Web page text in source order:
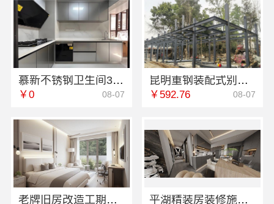
慕新不锈钢卫生间304全案设计方案
￥0 08-07
昆明重钢装配式别墅终身维保，云南晟构建筑建材有限公司全程守护
￥592.76 08-07
老牌旧房改造工期保障小户型选浙江臻美新型建材有限公司 平湖精装房装修施工嘉兴家美建材科技有限公司专业